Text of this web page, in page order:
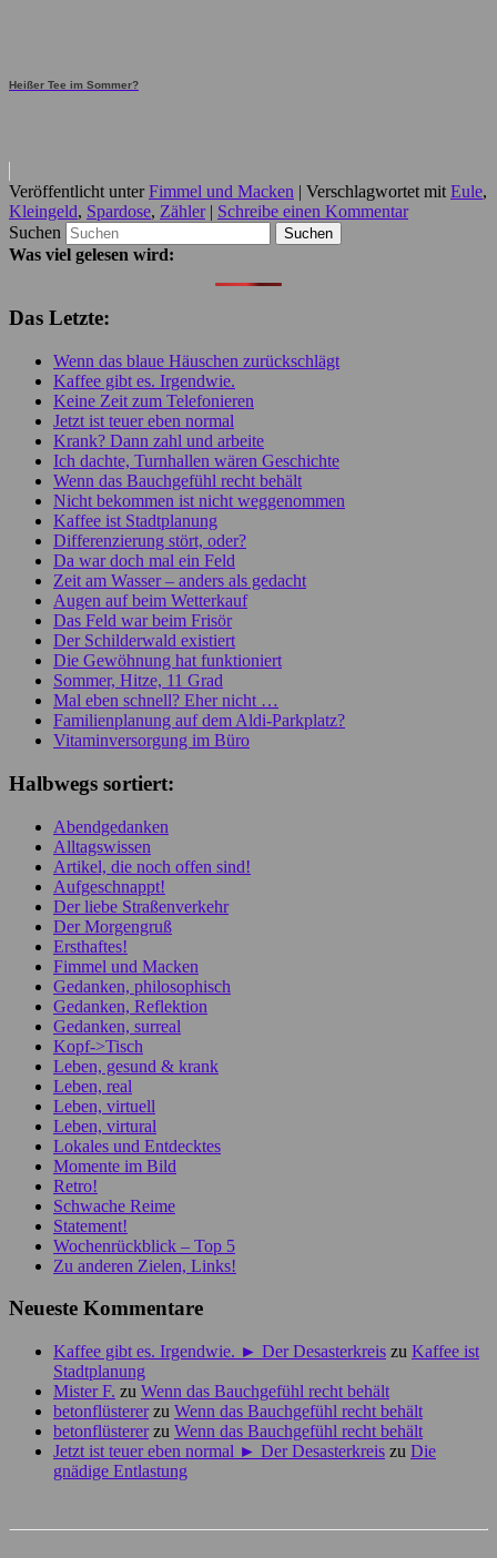
Heißer Tee im Sommer?
Veröffentlicht unter Fimmel und Macken | Verschlagwortet mit Eule,
Kleingeld, Spardose, Zähler | Schreibe einen Kommentar
Suchen
Was viel gelesen wird:
Das Letzte:
Wenn das blaue Häuschen zurückschlägt
Kaffee gibt es. Irgendwie.
Keine Zeit zum Telefonieren
Jetzt ist teuer eben normal
Krank? Dann zahl und arbeite
Ich dachte, Turnhallen wären Geschichte
Wenn das Bauchgefühl recht behält
Nicht bekommen ist nicht weggenommen
Kaffee ist Stadtplanung
Differenzierung stört, oder?
Da war doch mal ein Feld
Zeit am Wasser – anders als gedacht
Augen auf beim Wetterkauf
Das Feld war beim Frisör
Der Schilderwald existiert
Die Gewöhnung hat funktioniert
Sommer, Hitze, 11 Grad
Mal eben schnell? Eher nicht …
Familienplanung auf dem Aldi-Parkplatz?
Vitaminversorgung im Büro
Halbwegs sortiert:
Abendgedanken
Alltagswissen
Artikel, die noch offen sind!
Aufgeschnappt!
Der liebe Straßenverkehr
Der Morgengruß
Ersthaftes!
Fimmel und Macken
Gedanken, philosophisch
Gedanken, Reflektion
Gedanken, surreal
Kopf->Tisch
Leben, gesund & krank
Leben, real
Leben, virtuell
Leben, virtural
Lokales und Entdecktes
Momente im Bild
Retro!
Schwache Reime
Statement!
Wochenrückblick – Top 5
Zu anderen Zielen, Links!
Neueste Kommentare
Kaffee gibt es. Irgendwie. ► Der Desasterkreis zu Kaffee ist
Stadtplanung
Mister F. zu Wenn das Bauchgefühl recht behält
betonflüstererzu Wenn das Bauchgefühl recht behält
betonflüstererzu Wenn das Bauchgefühl recht behält
Jetzt ist teuer eben normal ► Der Desasterkreis zu Die
gnädige Entlastung